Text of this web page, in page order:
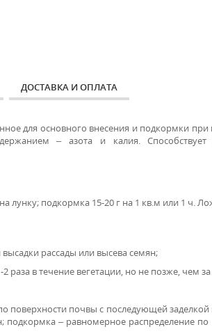
ДОСТАВКА И ОПЛАТА
для основного внесения и подкормки
– азота и калия.
лунку; подкормка 15-20 г на 1 кв.м или 1 ч.
рассады или высева семян;
раза в течение вегетации, но не позже, чем
поверхности почвы с последующей заделкой
– равномерное распределение